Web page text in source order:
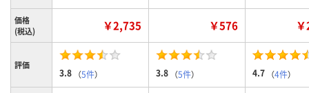
価格
(税込)
￥2,735 ￥576
評価
3.8 （5件） 3.8 （5件） 4.7 （4件）